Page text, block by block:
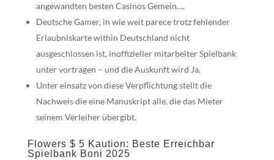
angewandten besten Casinos Gemein….
Deutsche Gamer, in wie weit parece trotz fehlender
Erlaubniskarte within Deutschland nicht
ausgeschlossen ist, inoffizieller mitarbeiter Spielbank
unter vortragen – und die Auskunft wird Ja.
Unter einsatz von diese Verpflichtung stellt die
Nachweis die eine Manuskript alle, die das Mieter
seinem Verleiher übergibt.
Flowers $ 5 Kaution: Beste Erreichbar
Spielbank Boni 2025